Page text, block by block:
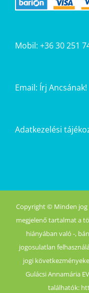
Mobil: +36 30 251
Email: Írj Ancsának!
Adatkezelési
Copyright © Minden
megjelenő tartalmat a
hiányában való -,
jogosulatlan
jogi
Gulácsi Annamária
találhatók: